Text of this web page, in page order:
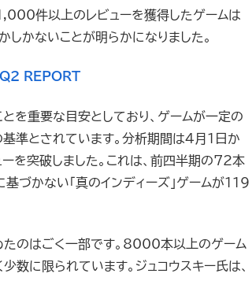
件以上のレビューを獲得したゲームは
かないことが明らかになりました。
REPORT
を重要な目安としており、ゲームが一定の
準とされています。分析期間は4月1日か
突破しました。これは、前四半期の72本
づかない「真のインディーズ」ゲームが119
のはごく一部です。8000本以上のゲーム
に限られています。ジュコウスキー氏は、